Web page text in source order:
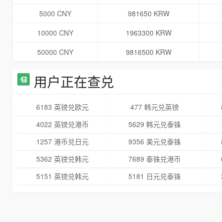
5000 CNY
981650 KRW
10000 CNY
1963300 KRW
50000 CNY
9816500 KRW
用户正在查兑
6183 英镑兑欧元 477 韩元兑英镑
4022 英镑兑港币
5629 韩元兑泰铢
1257 港币兑日元
9356 美元兑泰铢
5362 英镑兑韩元
7689 泰铢兑港币
5151 英镑兑韩元
5181 日元兑泰铢